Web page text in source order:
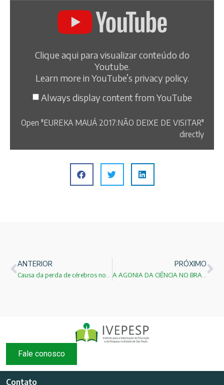
Clique aqui para visualizar conteúdo do
Youtube.
Learn more in YouTube’s privacy policy.
Always display content from YouTube
Open "EUREKA MAUÁ 2017:NÃO DEIXE DE VISITAR"
directly
ANTERIOR PRÓXIMO
Fale conosco
Contato